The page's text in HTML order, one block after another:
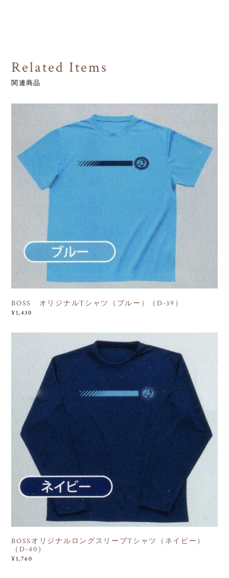
Related Items
関連商品
BOSS オリジナルTシャツ（ブルー）（D-39）
¥1,430
BOSSオリジナルロングスリーブTシャツ（ネイビー）
（D-40）
¥1,760